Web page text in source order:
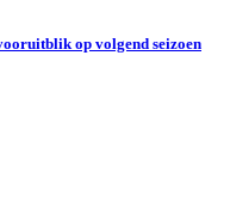
op volgend seizoen